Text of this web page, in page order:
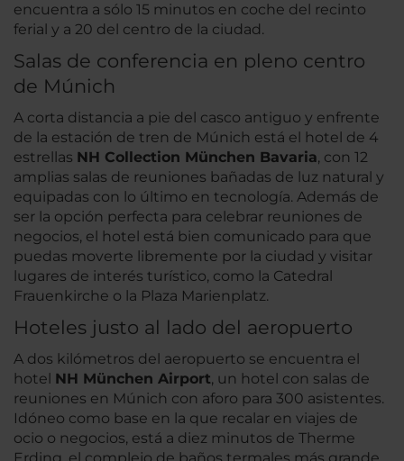
encuentra a sólo 15 minutos en coche del recinto
ferial y a 20 del centro de la ciudad.
Salas de conferencia en pleno centro
de Múnich
A corta distancia a pie del casco antiguo y enfrente
de la estación de tren de Múnich está el hotel de 4
estrellas NH Collection München Bavaria, con 12
amplias salas de reuniones bañadas de luz natural y
equipadas con lo último en tecnología. Además de
ser la opción perfecta para celebrar reuniones de
negocios, el hotel está bien comunicado para que
puedas moverte libremente por la ciudad y visitar
lugares de interés turístico, como la Catedral
Frauenkirche o la Plaza Marienplatz.
Hoteles justo al lado del aeropuerto
A dos kilómetros del aeropuerto se encuentra el
hotel NH München Airport, un hotel con salas de
reuniones en Múnich con aforo para 300 asistentes.
Idóneo como base en la que recalar en viajes de
ocio o negocios, está a diez minutos de Therme